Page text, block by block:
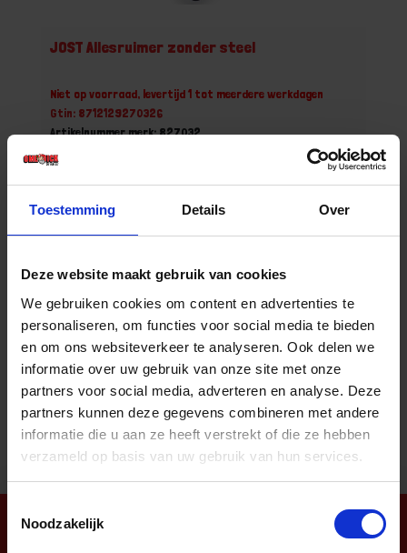
Toestemming Details Over
Deze website maakt gebruik van cookies
We gebruiken cookies om content en advertenties te
personaliseren, om functies voor social media te bieden
en om ons websiteverkeer te analyseren. Ook delen we
informatie over uw gebruik van onze site met onze
partners voor social media, adverteren en analyse. Deze
partners kunnen deze gegevens combineren met andere
informatie die u aan ze heeft verstrekt of die ze hebben
verzameld op basis van uw gebruik van hun services.
Noodzakelijk
JOST Allesruimer zonder steel
Niet op voorraad, levertijd 1 tot meerdere werkdagen
Gtin: 8712129270326
Artikelnummer merk: 827032
- +
Bestel nu!
Aantal producten tonen
Nieuwsbrief